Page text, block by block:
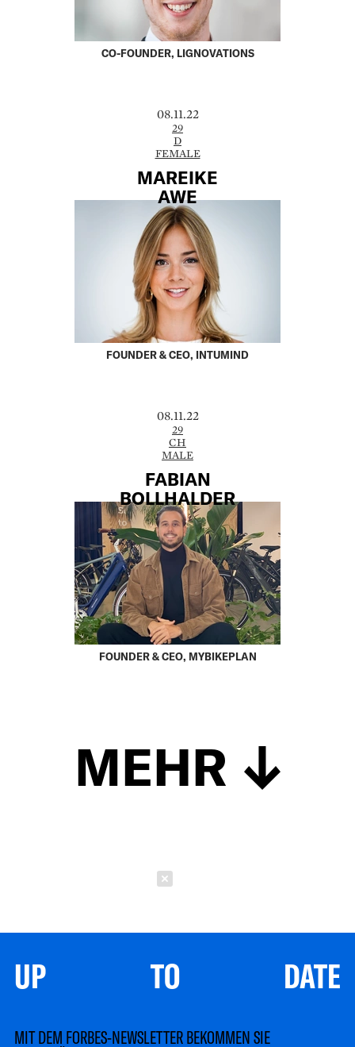
CO-FOUNDER, LIGNOVATIONS
08.11.22
29
D
FEMALE
MAREIKE
AWE
FOUNDER & CEO, INTUMIND
08.11.22
29
CH
MALE
FABIAN
BOLLHALDER
FOUNDER & CEO, MYBIKEPLAN
MEHR
UP TO DATE
MIT DEM FORBES-NEWSLETTER BEKOMMEN SIE